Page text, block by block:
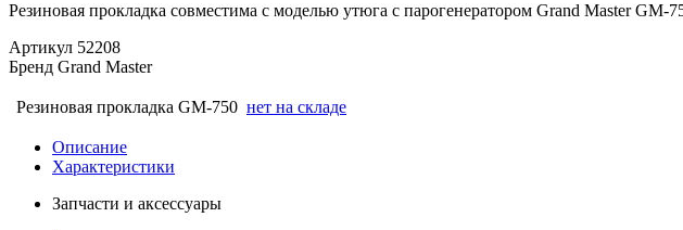
Резиновая прокладка совместима с моделью утюга с парогенератором Grand Master GM-
Артикул 52208
Бренд Grand Master
Резиновая прокладка GM-750 нет на складе
Описание
Характеристики
Запчасти и аксессуары